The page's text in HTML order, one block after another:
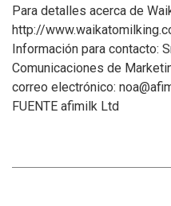
Para detalles acerca de
http://
Información para contacto:
Comunicaciones de
correo electrónico:
FUENTE afimilk Ltd